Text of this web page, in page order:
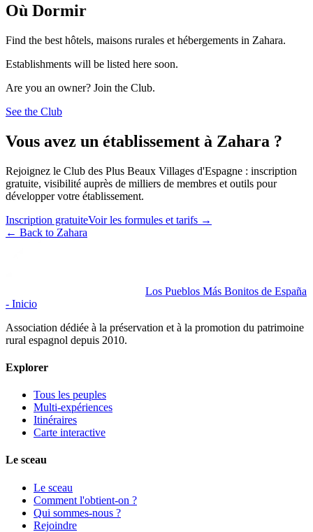
Où Dormir
Find the best hôtels, maisons rurales et hébergements in Zahara.
Establishments will be listed here soon.
Are you an owner? Join the Club.
See the Club
Vous avez un établissement à Zahara ?
Rejoignez le Club des Plus Beaux Villages d'Espagne : inscription
gratuite, visibilité auprès de milliers de membres et outils pour
développer votre établissement.
Inscription gratuiteVoir les formules et tarifs →
← Back to Zahara
Los Pueblos Más Bonitos de España
- Inicio
Association dédiée à la préservation et à la promotion du patrimoine
rural espagnol depuis 2010.
Explorer
Tous les peuples
Multi-expériences
Itinéraires
Carte interactive
Le sceau
Le sceau
Comment l'obtient-on ?
Qui sommes-nous ?
Rejoindre